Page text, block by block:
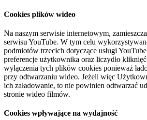
Cookies plików wideo
Na naszym serwisie internetowym,
serwisu YouTube. W tym celu
podmiotów trzecich dotyczące usługi
preferencje użytkownika oraz liczydło
wyłączenia tych plików cookies ponieważ
przy odtwarzaniu wideo. Jeżeli więc
ich załadowanie, to nie powinien odtwarzać
stronie wideo filmów.
Cookies wpływające na wydajność